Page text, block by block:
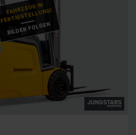
FAHRZEUG IN
FERTIGSTELLUNG!
BILDER FOLGEN